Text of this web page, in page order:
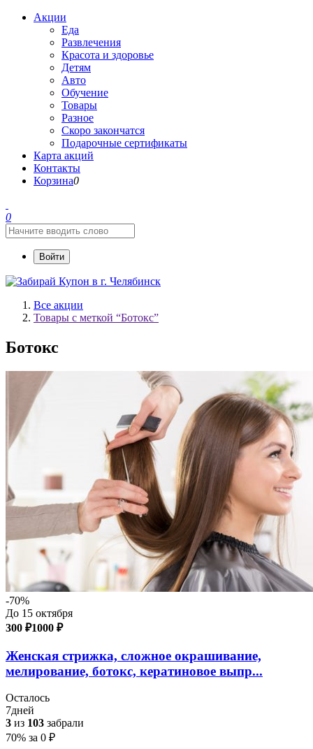
Акции
Еда
Развлечения
Красота и здоровье
Детям
Авто
Обучение
Товары
Разное
Скоро закончатся
Подарочные сертификаты
Карта акций
Контакты
Корзина0
0
Войти
Все акции
Товары с меткой “Ботокс”
Ботокс
-70%
До 15 октября
300 ₽1000 ₽
Женская стрижка, сложное окрашивание,
мелирование, ботокс, кератиновое выпр...
Осталось
7дней
3 из 103 забрали
70% за 0 ₽